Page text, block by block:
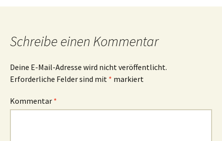
Schreibe einen Kommentar
Deine E-Mail-Adresse wird nicht veröffentlicht.
Erforderliche Felder sind mit * markiert
Kommentar *